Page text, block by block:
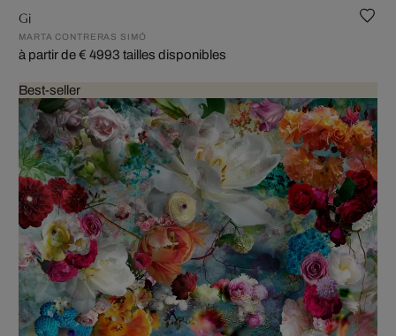
Gi
MARTA CONTRERAS SIMÓ
à partir de € 4993 tailles disponibles
Best-seller